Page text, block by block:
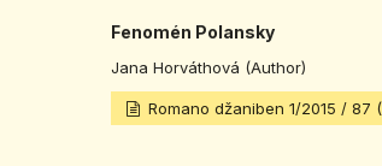
Fenomén Polansky
Jana Horváthová (Author)
Romano džaniben 1/2015 / 87